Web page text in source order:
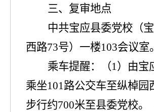
三、复审地点
中共宝应县委党校（
西路73号）一楼103会议室。
乘车提醒：（1）由宝
乘坐101路公交车至纵棹园
步行约700米至县委党校。